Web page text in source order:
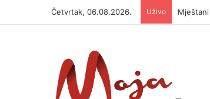
Četvrtak, 06.08.2026. Uživo